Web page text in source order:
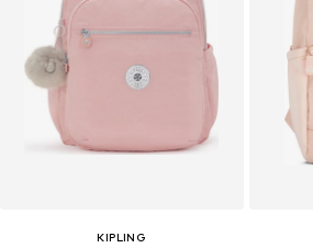
KIPLING